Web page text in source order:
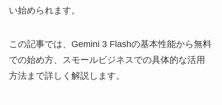
い始められます。
この記事では、Gemini 3 Flashの基本性能から無料
での始め方、スモールビジネスでの具体的な活用
方法まで詳しく解説します。